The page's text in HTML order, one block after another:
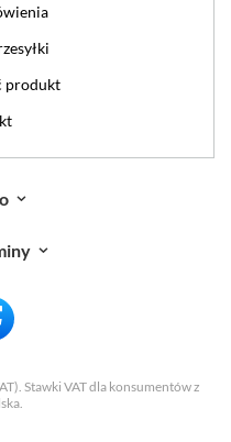
produkt
Stawki VAT dla konsumentów z
.